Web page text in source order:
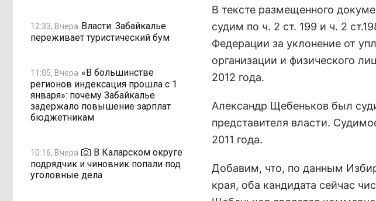
12:33, Вчера Власти: Забайкалье
переживает туристический бум
11:05, Вчера «В большинстве
регионов индексация прошла с 1
января»: почему Забайкалье
задержало повышение зарплат
бюджетникам
10:16, Вчера
В Каларском округе
подрядчик и чиновник попали под
уголовные дела
В тексте размещенного
судим по ч. 2 ст. 199 и ч. 2
Федерации за уклонение от
организации и физического
2012 года.
Александр Щебеньков был
представителя власти.
2011 года.
Добавим, что, по данным
края, оба кандидата сейчас